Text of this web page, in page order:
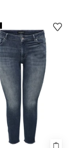
Skinny
Fit